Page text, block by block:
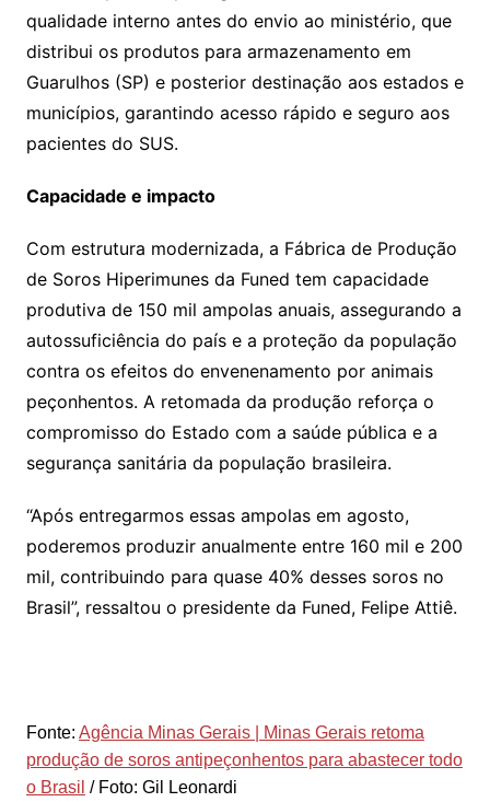
qualidade interno antes do envio ao ministério, que
distribui os produtos para armazenamento em
Guarulhos (SP) e posterior destinação aos estados e
municípios, garantindo acesso rápido e seguro aos
pacientes do SUS.
Capacidade e impacto
Com estrutura modernizada, a Fábrica de Produção
de Soros Hiperimunes da Funed tem capacidade
produtiva de 150 mil ampolas anuais, assegurando a
autossuficiência do país e a proteção da população
contra os efeitos do envenenamento por animais
peçonhentos. A retomada da produção reforça o
compromisso do Estado com a saúde pública e a
segurança sanitária da população brasileira.
“Após entregarmos essas ampolas em agosto,
poderemos produzir anualmente entre 160 mil e 200
mil, contribuindo para quase 40% desses soros no
Brasil”, ressaltou o presidente da Funed, Felipe Attiê.
Fonte: Agência Minas Gerais | Minas Gerais retoma
produção de soros antipeçonhentos para abastecer todo
o Brasil / Foto: Gil Leonardi